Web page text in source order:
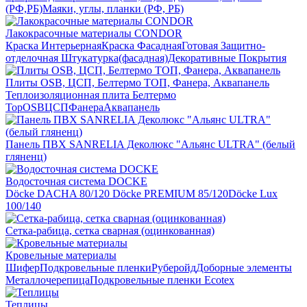
(РФ,РБ)Маяки, углы, планки (РФ, РБ)
Лакокрасочные материалы CONDOR
Краска ИнтерьернаяКраска ФасаднаяГотовая Защитно-
отделочная Штукатурка(фасадная)Декоративные Покрытия
Плиты OSB, ЦСП, Белтермо ТОП, Фанера, Аквапанель
Теплоизоляционная плита Белтермо
TopOSBЦСПФанераАквапанель
Панель ПВХ SANRELIA Деколюкс "Альянс ULTRA" (белый
гляненц)
Водосточная система DOCKE
Döсkе DACHA 80/120 Döcke PREMIUM 85/120Döсkе Luх
100/140
Сетка-рабица, сетка сварная (оцинкованная)
Кровельные материалы
ШиферПодкровельные пленкиРуберойдДоборные элементы
МеталлочерепицаПодкровельные пленки Ecotex
Теплицы